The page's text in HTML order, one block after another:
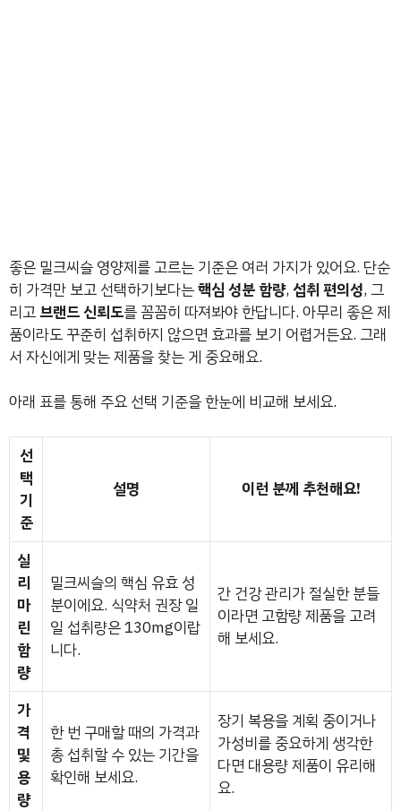
좋은 밀크씨슬 영양제를 고르는 기준은 여러 가지가 있어요. 단순
히 가격만 보고 선택하기보다는핵심 성분 함량, 섭취 편의성, 그
리고 브랜드 신뢰도를 꼼꼼히 따져봐야 한답니다. 아무리 좋은 제
품이라도 꾸준히 섭취하지 않으면 효과를 보기 어렵거든요. 그래
서 자신에게 맞는 제품을 찾는 게 중요해요.
아래 표를 통해 주요 선택 기준을 한눈에 비교해 보세요.
선
택
기
준
설명 이런 분께 추천해요!
실
리
마
린
함
량
밀크씨슬의 핵심 유효 성
분이에요. 식약처 권장 일
일 섭취량은 130mg이랍
니다.
간 건강 관리가 절실한 분들
이라면 고함량 제품을 고려
해 보세요.
가
격
및
용
량
한 번 구매할 때의 가격과
총 섭취할 수 있는 기간을
확인해 보세요.
장기 복용을 계획 중이거나
가성비를 중요하게 생각한
다면 대용량 제품이 유리해
요.